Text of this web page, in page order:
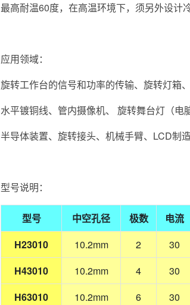
最高耐温60度，在高温环境下，须另外设计
应用领域：
旋转工作台的信号和功率的传输、旋转灯箱
水平镀铜线、管内摄像机、 旋转舞台灯（电
半导体装置、旋转接头、机械手臂、LCD制
型号说明：
型号 中空孔径 极数 电流
H23010
10.2mm 2 30
H43010
10.2mm 4 30
H63010
10.2mm 6 30